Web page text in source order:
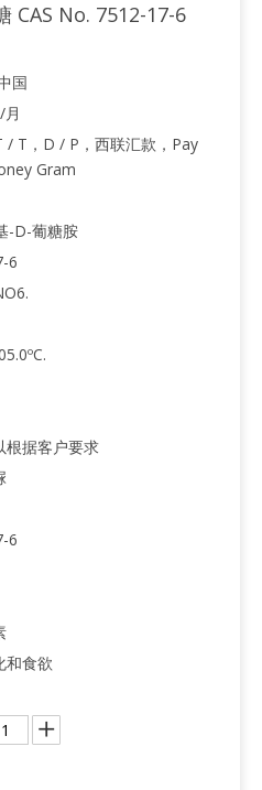
CAS No. 7512-17-6
国
/ T，D / P，西联汇款，Pay
Gram
-D-葡糖胺
6
根据客户要求
6
和食欲